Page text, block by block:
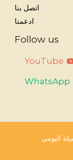
اتصل بنا
ادعمنا
Follow us
YouTube
WhatsApp